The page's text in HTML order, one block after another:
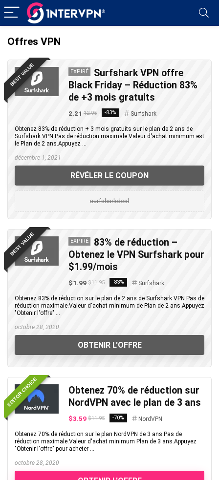
Offres VPN
BEST VALUE EXPIRÉ
Surfshark VPN offre
Black Friday – Réduction 83%
de +3 mois gratuits
2.21 12.95 -83% Surfshark
Obtenez 83% de réduction + 3 mois gratuits sur le plan de 2 ans de
Surfshark VPN.Pas de réduction maximale.Valeur d'achat minimum est
le Plan de 2 ans.Appuyez ...
décembre 1, 2021
RÉVÉLER LE COUPON
surfsharkdeal
BEST VALUE EXPIRÉ
83% de réduction –
Obtenez le VPN Surfshark pour
$1.99/mois
$1.99 $11.95 -83% Surfshark
Obtenez 83% de réduction sur le plan de 2 ans de Surfshark VPN.Pas de
réduction maximale.Valeur d'achat minimum de Plan de 2 ans.Appuyez
"Obtenir l'offre" ...
octobre 28, 2020
OBTENIR L'OFFRE
EDITOR CHOICE
Obtenez 70% de réduction sur
NordVPN avec le plan de 3 ans
$3.59 $11.95 -70% NordVPN
Obtenez 70% de réduction sur le plan NordVPN de 3 ans.Pas de
réduction maximale.Valeur d'achat minimum Plan de 3 ans.Appuyez
"Obtenir l'offre" pour acheter ...
octobre 28, 2020